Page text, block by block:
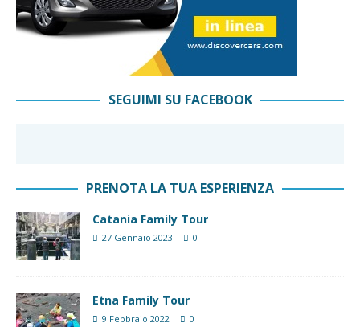
SEGUIMI SU FACEBOOK
PRENOTA LA TUA ESPERIENZA
Catania Family Tour
27 Gennaio 2023 0
Etna Family Tour
9 Febbraio 2022 0